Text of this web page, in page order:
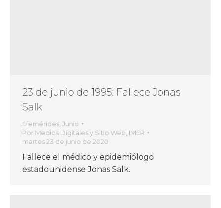
23 de junio de 1995: Fallece Jonas
Salk
Efemérides, Junio
Por Medios Digitales y Sitio Web, IMER
martes 23 de junio de 2020
Fallece el médico y epidemiólogo
estadounidense Jonas Salk.